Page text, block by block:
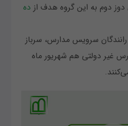
دوز دوم به این گروه هدف از ده
سرویس مدارس، سرباز
غیر دولتی هم شهریور ماه